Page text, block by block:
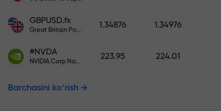
GBPUSD.fx
Great Britain Pound vs US Dollar
1.34876 1.34976
#NVDA
NVIDIA Corp Nasdaq Stock Exchange (Nasdaq) USD
223.95 224.01
Barchasini ko‘rish